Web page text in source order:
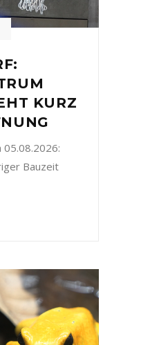
KURZ
05.08.2026:
Bauzeit